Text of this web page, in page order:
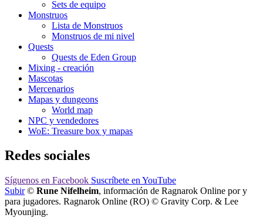
Sets de equipo
Monstruos
Lista de Monstruos
Monstruos de mi nivel
Quests
Quests de Eden Group
Mixing - creación
Mascotas
Mercenarios
Mapas y dungeons
World map
NPC y vendedores
WoE: Treasure box y mapas
Redes sociales
Síguenos en Facebook Suscríbete en YouTube
Subir© Rune Nifelheim, información de Ragnarok Online por y
para jugadores. Ragnarok Online (RO) © Gravity Corp. & Lee
Myounjing.